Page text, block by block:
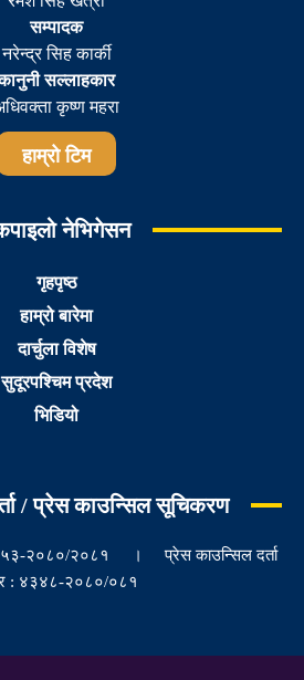
सम्पादक
नरेन्द्र सिह कार्की
सल्लाहकार
कृष्ण महरा
हाम्रो टिम
नेभिगेसन
गृहपृष्ठ
हाम्रो बारेमा
दार्चुला विशेष
सुदूरपश्चिम प्रदेश
भिडियो
/ प्रेस काउन्सिल सूचिकरण
४३५३-२०८०/२०८१ । प्रेस काउन्सिल दर्ता
: ४३४८-२०८०/०८१